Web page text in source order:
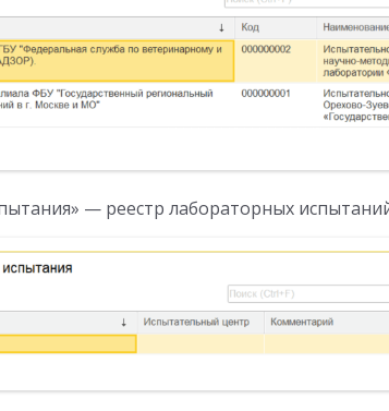
— реестр лабораторных